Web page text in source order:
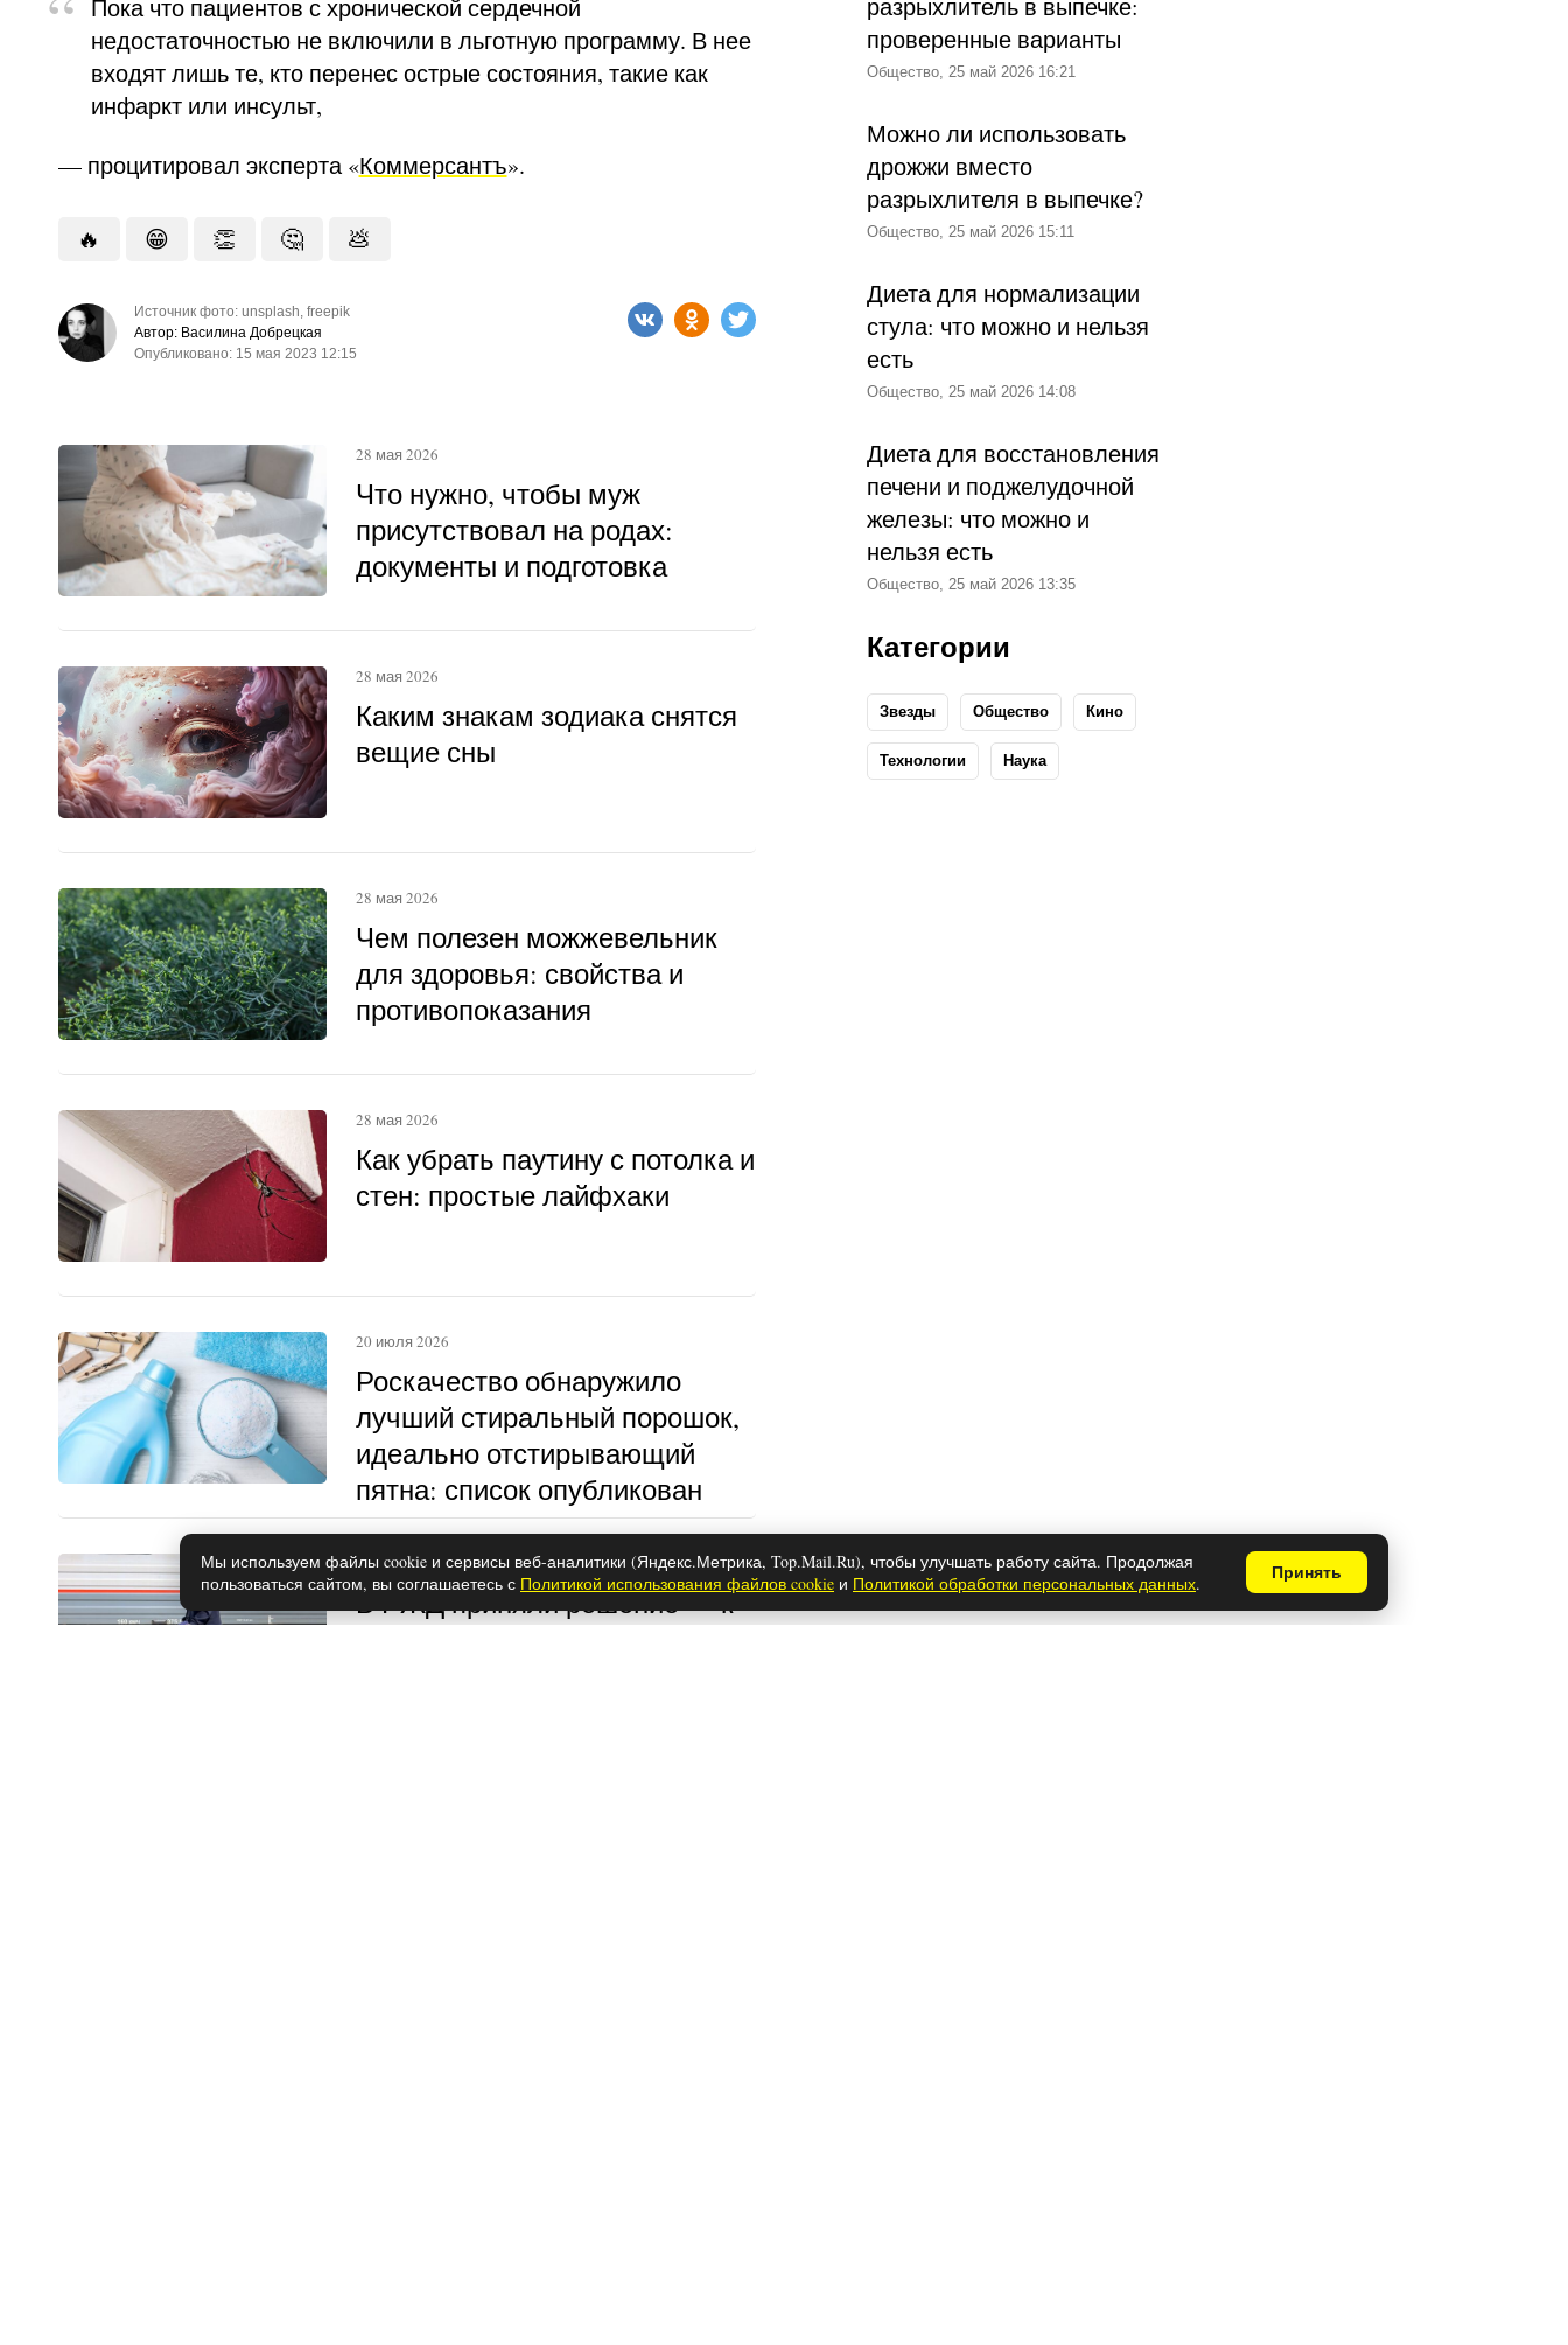
Пока что пациентов с хронической сердечной
недостаточностью не включили в льготную программу. В нее
входят лишь те, кто перенес острые состояния, такие как
инфаркт или инсульт,
— процитировал эксперта «Коммерсантъ».
🔥 😁 👏 🤔 💩
Источник фото: unsplash, freepik
Автор: Василина Добрецкая
Опубликовано: 15 мая 2023 12:15
Что нужно, чтобы муж
присутствовал на родах:
документы и подготовка
28 мая 2026
Каким знакам зодиака снятся
вещие сны
28 мая 2026
Чем полезен можжевельник
для здоровья: свойства и
противопоказания
28 мая 2026
Как убрать паутину с потолка и
стен: простые лайфхаки
28 мая 2026
Роскачество обнаружило
лучший стиральный порошок,
идеально отстирывающий
пятна: список опубликован
20 июля 2026
В РЖД приняли решение — к
21 июля 2026
разрыхлитель в выпечке:
проверенные варианты
Общество, 25 май 2026 16:21
Можно ли использовать
дрожжи вместо
разрыхлителя в выпечке?
Общество, 25 май 2026 15:11
Диета для нормализации
стула: что можно и нельзя
есть
Общество, 25 май 2026 14:08
Диета для восстановления
печени и поджелудочной
железы: что можно и
нельзя есть
Общество, 25 май 2026 13:35
Категории
Звезды Общество Кино
Технологии Наука
Мы используем файлы cookie и сервисы веб-аналитики (Яндекс.Метрика, Top.Mail.Ru), чтобы улучшать работу сайта. Продолжая
пользоваться сайтом, вы соглашаетесь с Политикой использования файлов cookie и Политикой обработки персональных данных. Принять